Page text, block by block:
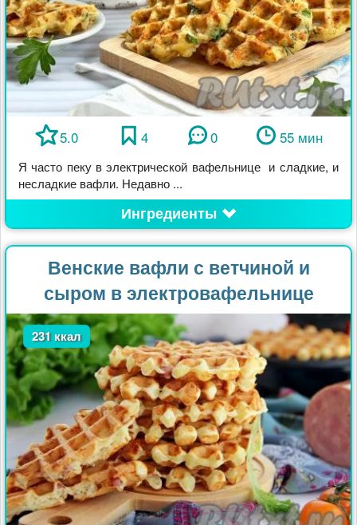
5.0 4 0 55 мин
Я часто пеку в электрической вафельнице и сладкие, и
несладкие вафли. Недавно ...
Ингредиенты
Венские вафли с ветчиной и
сыром в электровафельнице
231 ккал